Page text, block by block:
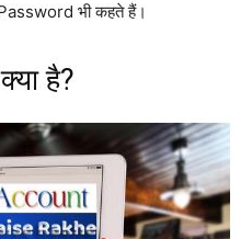
भी कहते हैं।
है?